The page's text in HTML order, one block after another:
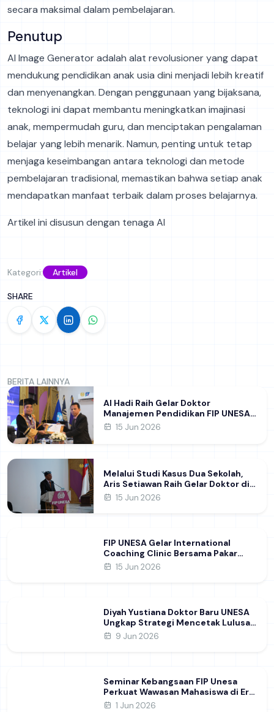
secara maksimal dalam pembelajaran.
Penutup
AI Image Generator adalah alat revolusioner yang dapat
mendukung pendidikan anak usia dini menjadi lebih kreatif
dan menyenangkan. Dengan penggunaan yang bijaksana,
teknologi ini dapat membantu meningkatkan imajinasi
anak, mempermudah guru, dan menciptakan pengalaman
belajar yang lebih menarik. Namun, penting untuk tetap
menjaga keseimbangan antara teknologi dan metode
pembelajaran tradisional, memastikan bahwa setiap anak
mendapatkan manfaat terbaik dalam proses belajarnya.
Artikel ini disusun dengan tenaga AI
Kategori: Artikel
SHARE
BERITA LAINNYA
Al Hadi Raih Gelar Doktor
Manajemen Pendidikan FIP UNESA
melalui Riset Pembentukan
15 Jun 2026
Melalui Studi Kasus Dua Sekolah,
Aris Setiawan Raih Gelar Doktor di
FIP UNESA Usai Kupas Manajemen
15 Jun 2026
FIP UNESA Gelar International
Coaching Clinic Bersama Pakar
Khon Kaen University Thailand,
Ilmiah Internasional dukung SDG 4
15 Jun 2026
Diyah Yustiana Doktor Baru UNESA
Ungkap Strategi Mencetak Lulusan
SMK yang Siap Hadapi Dunia Kerja
9 Jun 2026
Seminar Kebangsaan FIP Unesa
Perkuat Wawasan Mahasiswa di Era
Geopolitik Global&nbsp;
1 Jun 2026